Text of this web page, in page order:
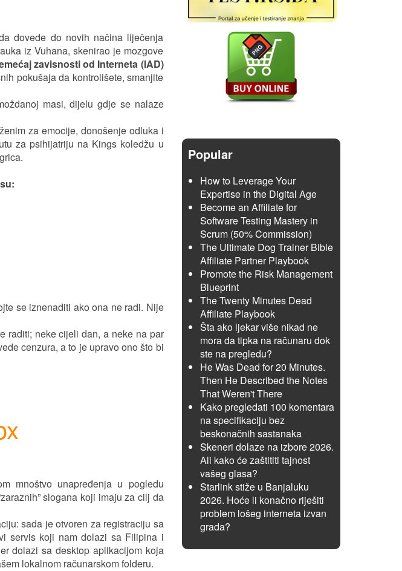
dovede do novih načina liječenja
iz Vuhana, skenirao je mozgove
zavisnosti od Interneta (IAD)
pokušaja da kontrolišete, smanjite
masi, dijelu gdje se nalaze
za emocije, donošenje odluka i
za psihijatriju na Kings koledžu u
se iznenaditi ako ona ne radi. Nije
raditi; neke cijeli dan, a neke na par
cenzura, a to je upravo ono što bi
mnoštvo unapređenja u pogledu
slogana koji imaju za cilj da
sada je otvoren za registraciju sa
servis koji nam dolazi sa Filipina i
dolazi sa desktop aplikacijom koja
lokalnom računarskom folderu.
Popular
How to Leverage Your
Expertise in the Digital Age
Become an Affiliate for
Software Testing Mastery in
Scrum (50% Commission)
The Ultimate Dog Trainer Bible
Affiliate Partner Playbook
Promote the Risk Management
Blueprint
The Twenty Minutes Dead
Affiliate Playbook
Šta ako ljekar više nikad ne
mora da tipka na računaru dok
ste na pregledu?
He Was Dead for 20 Minutes.
Then He Described the Notes
That Weren't There
Kako pregledati 100 komentara
na specifikaciju bez
beskonačnih sastanaka
Skeneri dolaze na izbore 2026.
Ali kako će zaštititi tajnost
vašeg glasa?
Starlink stiže u Banjaluku
2026. Hoće li konačno riješiti
problem lošeg interneta izvan
grada?